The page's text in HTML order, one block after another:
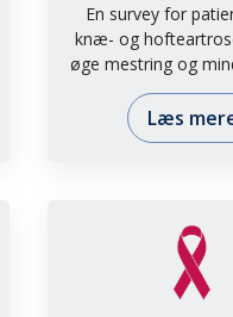
En survey for
knæ- og
øge mestring og
Læs